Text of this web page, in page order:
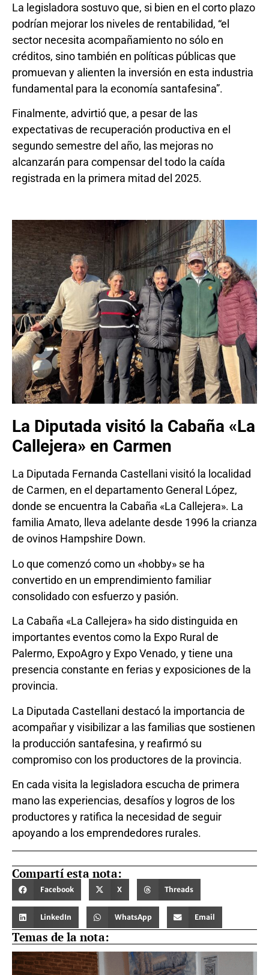
La legisladora sostuvo que, si bien en el corto plazo
podrían mejorar los niveles de rentabilidad, “el
sector necesita acompañamiento no sólo en
créditos, sino también en políticas públicas que
promuevan y alienten la inversión en esta industria
fundamental para la economía santafesina”.
Finalmente, advirtió que, a pesar de las
expectativas de recuperación productiva en el
segundo semestre del año, las mejoras no
alcanzarán para compensar del todo la caída
registrada en la primera mitad del 2025.
La Diputada visitó la Cabaña «La
Callejera» en Carmen
La Diputada Fernanda Castellani visitó la localidad
de Carmen, en el departamento General López,
donde se encuentra la Cabaña «La Callejera». La
familia Amato, lleva adelante desde 1996 la crianza
de ovinos Hampshire Down.
Lo que comenzó como un «hobby» se ha
convertido en un emprendimiento familiar
consolidado con esfuerzo y pasión.
La Cabaña «La Callejera» ha sido distinguida en
importantes eventos como la Expo Rural de
Palermo, ExpoAgro y Expo Venado, y tiene una
presencia constante en ferias y exposiciones de la
provincia.
La Diputada Castellani destacó la importancia de
acompañar y visibilizar a las familias que sostienen
la producción santafesina, y reafirmó su
compromiso con los productores de la provincia.
En cada visita la legisladora escucha de primera
mano las experiencias, desafíos y logros de los
productores y ratifica la necesidad de seguir
apoyando a los emprendedores rurales.
Compartí esta nota:
Facebook X Threads
LinkedIn WhatsApp Email
Temas de la nota: